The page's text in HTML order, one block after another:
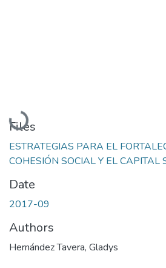
Loading...
Files
ESTRATEGIAS PARA EL
COHESIÓN SOCIAL Y EL CAPITAL
Date
2017-09
Authors
Hernández Tavera, Gladys